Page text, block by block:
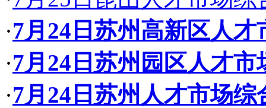
·7月24日苏州高新区人才
·7月24日苏州园区人才市
·7月24日苏州人才市场综